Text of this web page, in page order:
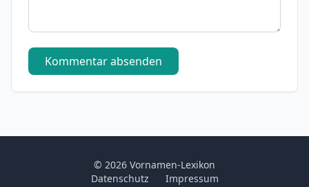
Kommentar absenden
© 2026 Vornamen-Lexikon
Datenschutz
Impressum